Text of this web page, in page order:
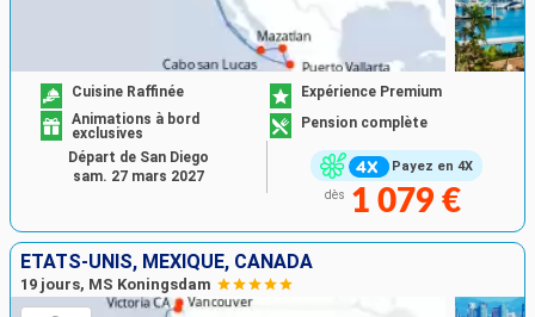
Payez en 4X
Cuisine Raffinée
Expérience Premium
Animations à bord
exclusives
Pension complète
dès 1 079 €
Départ de San Diego
sam. 27 mars 2027
ÉTATS-UNIS, MEXIQUE, CANADA
19 jours, MS Koningsdam